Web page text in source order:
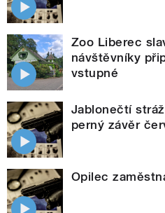
Zoo Liberec
návštěvníky
vstupné
Jablonečtí
perný závěr
Opilec